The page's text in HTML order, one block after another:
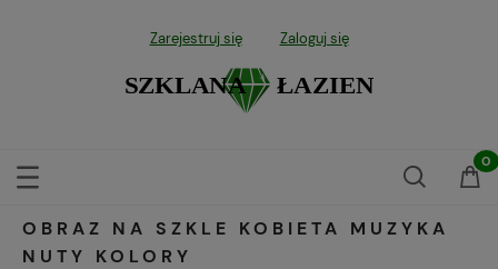
Zarejestruj się Zaloguj się
OBRAZ NA SZKLE KOBIETA MUZYKA
NUTY KOLORY